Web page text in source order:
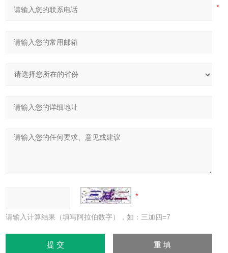
请输入计算结果（填写阿拉伯数字），如：三加四=7